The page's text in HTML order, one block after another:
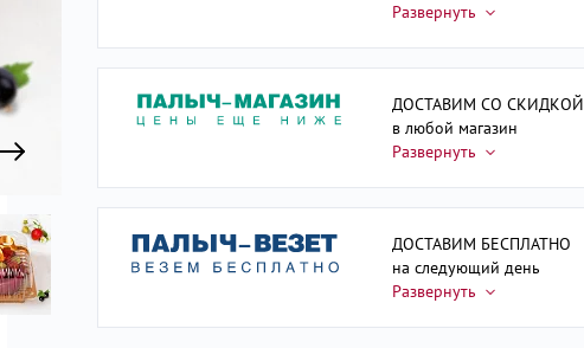
ДОСТАВИМ СО СКИДКОЙ
в любой магазин
ДОСТАВИМ БЕСПЛАТНО
на следующий день